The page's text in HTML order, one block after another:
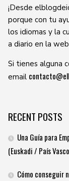
¡Desde
porque con tu
los idiomas y la
a diario en la
Si tienes alguna
email
RECENT POSTS
Una Guía para
(Euskadi / País
Cómo conseguir